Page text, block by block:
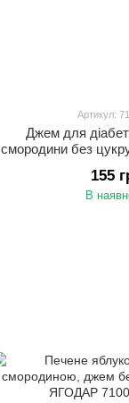
Артикул:
Джем для
смородини без
155
В